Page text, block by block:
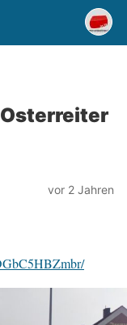
vor 2 Jahren